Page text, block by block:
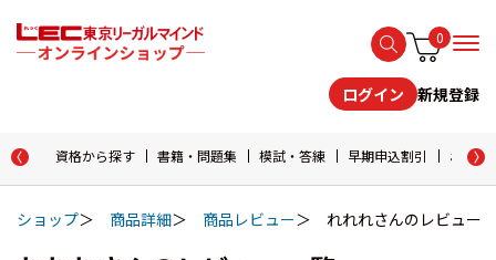
0
ログイン 新規登録
資格から探す 書籍・問題集 模試・答練 早期申込割引 おため
ショップ 商品詳細 商品レビュー れれれさんのレビュー